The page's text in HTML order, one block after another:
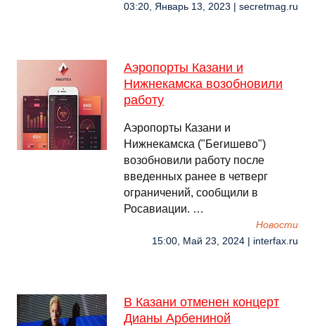
03:20, Январь 13, 2023 | secretmag.ru
Аэропорты Казани и
Нижнекамска возобновили
работу
Аэропорты Казани и
Нижнекамска ("Бегишево")
возобновили работу после
введенных ранее в четверг
ограничений, сообщили в
Росавиации. …
Новости
15:00, Май 23, 2024 | interfax.ru
В Казани отменен концерт
Дианы Арбениной